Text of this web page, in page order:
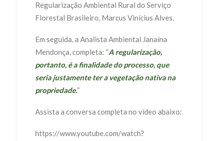
Regularização Ambiental Rural do Serviço
Florestal Brasileiro, Marcus Vinícius Alves.
Em seguida, a Analista Ambiental Janaína
Mendonça, completa: “A regularização,
portanto, é a finalidade do processo, que
seria justamente ter a vegetação nativa na
propriedade.”
Assista a conversa completa no vídeo abaixo:
https://www.youtube.com/watch?